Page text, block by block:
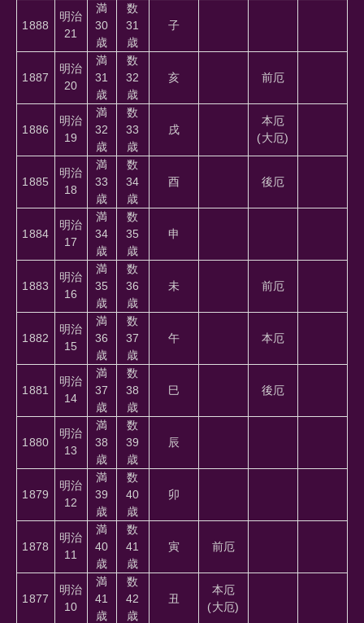
1888
明治
21
満
30
歳
数
31
歳
子
1887
明治
20
満
31
歳
数
32
歳
亥 前厄
1886
明治
19
満
32
歳
数
33
歳
戌
本厄
(大厄)
1885
明治
18
満
33
歳
数
34
歳
酉 後厄
1884
明治
17
満
34
歳
数
35
歳
申
1883
明治
16
満
35
歳
数
36
歳
未 前厄
1882
明治
15
満
36
歳
数
37
歳
午 本厄
1881
明治
14
満
37
歳
数
38
歳
巳 後厄
1880
明治
13
満
38
歳
数
39
歳
辰
1879
明治
12
満
39
歳
数
40
歳
卯
1878
明治
11
満
40
歳
数
41
歳
寅 前厄
1877
明治
10
満
41
歳
数
42
歳
丑
本厄
(大厄)